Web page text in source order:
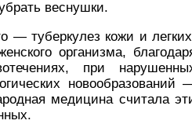
веснушки.
— туберкулез кожи и
организма,
при
новообразований
медицина считала